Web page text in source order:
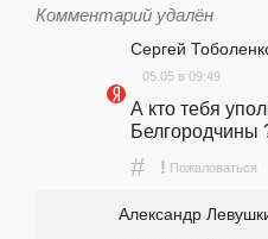
Комментарий удалён
Сергей
05.05 в 09:49
А кто тебя
Белгородчины
# ! Пожаловаться
Александр